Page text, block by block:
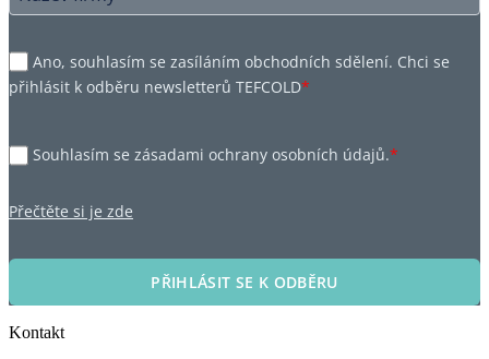
Ano, souhlasím se zasíláním obchodních sdělení. Chci se
přihlásit k odběru newsletterů TEFCOLD*
Souhlasím se zásadami ochrany osobních údajů.*
Přečtěte si je zde
PŘIHLÁSIT SE K ODBĚRU
Kontakt